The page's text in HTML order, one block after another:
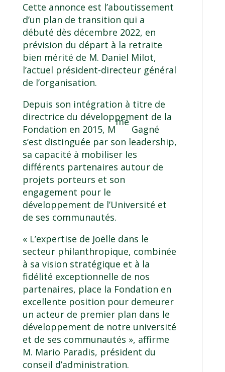
Cette annonce est l’aboutissement
d’un plan de transition qui a
débuté dès décembre 2022, en
prévision du départ à la retraite
bien mérité de M. Daniel Milot,
l’actuel président-directeur général
de l’organisation.
Depuis son intégration à titre de
directrice du développement de la
Fondation en 2015, M
me
Gagné
s’est distinguée par son leadership,
sa capacité à mobiliser les
différents partenaires autour de
projets porteurs et son
engagement pour le
développement de l’Université et
de ses communautés.
« L’expertise de Joëlle dans le
secteur philanthropique, combinée
à sa vision stratégique et à la
fidélité exceptionnelle de nos
partenaires, place la Fondation en
excellente position pour demeurer
un acteur de premier plan dans le
développement de notre université
et de ses communautés », affirme
M. Mario Paradis, président du
conseil d’administration.